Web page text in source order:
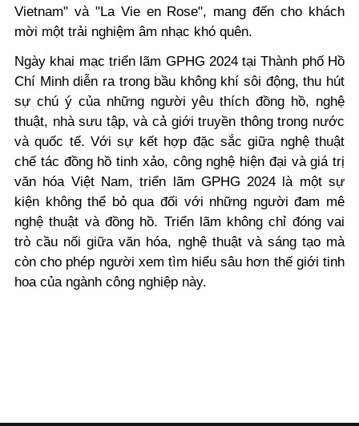
Vietnam" và "La Vie en Rose", mang đến cho khách
mời một trải nghiệm âm nhạc khó quên.
Ngày khai mạc triển lãm GPHG 2024 tại Thành phố Hồ
Chí Minh diễn ra trong bầu không khí sôi động, thu hút
sự chú ý của những người yêu thích đồng hồ, nghệ
thuật, nhà sưu tập, và cả giới truyền thông trong nước
và quốc tế. Với sự kết hợp đặc sắc giữa nghệ thuật
chế tác đồng hồ tinh xảo, công nghệ hiện đại và giá trị
văn hóa Việt Nam, triển lãm GPHG 2024 là một sự
kiện không thể bỏ qua đối với những người đam mê
nghệ thuật và đồng hồ. Triển lãm không chỉ đóng vai
trò cầu nối giữa văn hóa, nghệ thuật và sáng tạo mà
còn cho phép người xem tìm hiểu sâu hơn thế giới tinh
hoa của ngành công nghiệp này.